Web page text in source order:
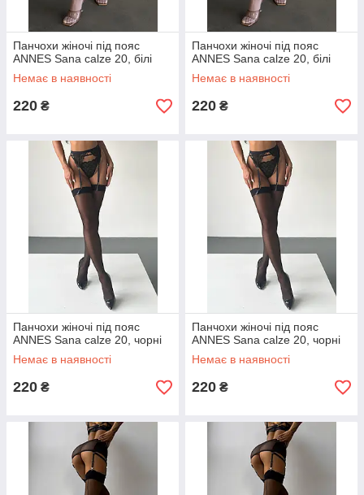
Панчохи жіночі під пояс
ANNES Sana calze 20, білі
Немає в наявності
220 ₴
Панчохи жіночі під пояс
ANNES Sana calze 20, білі
Немає в наявності
220 ₴
Панчохи жіночі під пояс
ANNES Sana calze 20, чорні
Немає в наявності
220 ₴
Панчохи жіночі під пояс
ANNES Sana calze 20, чорні
Немає в наявності
220 ₴